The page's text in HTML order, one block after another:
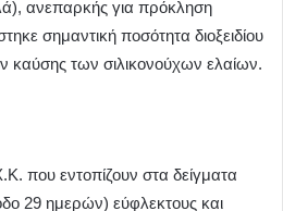
ανεπαρκής για πρόκληση
σημαντική ποσότητα διοξειδίου
καύσης των σιλικονούχων ελαίων.
που εντοπίζουν στα δείγματα
29 ημερών) εύφλεκτους και